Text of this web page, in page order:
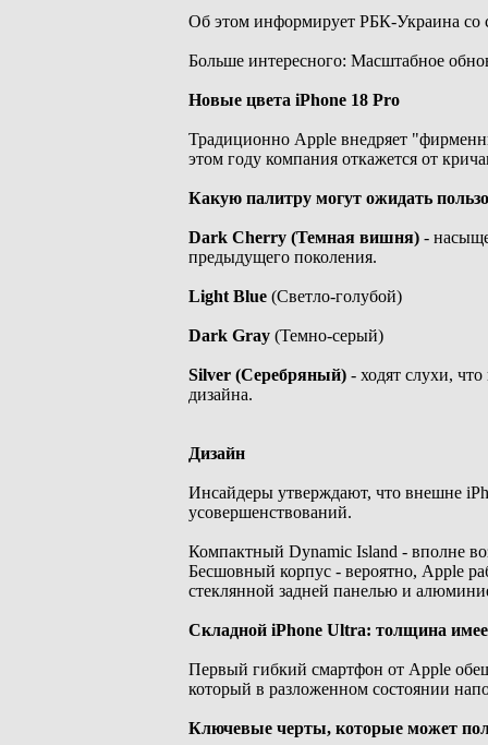
Об этом информирует РБК-Украина со
Больше интересного: Масштабное
Новые цвета iPhone 18 Pro
Традиционно Apple внедряет
этом году компания откажется от
Какую палитру могут ожидать
Dark Cherry (Темная вишня) -
предыдущего поколения.
Light Blue (Светло-голубой)
Dark Gray (Темно-серый)
Silver (Серебряный) - ходят слухи,
дизайна.
Дизайн
Инсайдеры утверждают, что внешне
усовершенствований.
Компактный Dynamic Island - вполне
Бесшовный корпус - вероятно, Apple
стеклянной задней панелью и
Складной iPhone Ultra: толщина
Первый гибкий смартфон от Apple
который в разложенном состоянии
Ключевые черты, которые может